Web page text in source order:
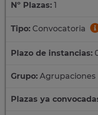
Nº Plazas: 1
Tipo: Convocatoria
Plazo de instancias:
Grupo: Agrupaciones
Plazas ya